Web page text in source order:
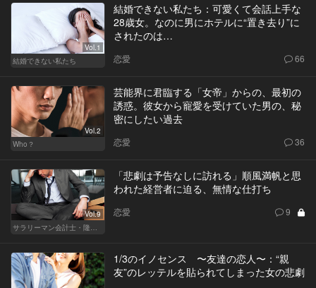
Vol.1
結婚できない私たち
結婚できない私たち：可愛くて会話上手な
28歳女。なのに男にホテルに“置き去り”に
されたのは…
恋愛 66
Vol.2
Who？
芸能界に君臨する「女帝」からの、最初の
誘惑。彼女から寵愛を受けていた男の、秘
密にしたい過去
恋愛 36
Vol.9
「悲劇は予告なしに訪れる」順風満帆と思
われた経営者に迫る、無情な仕打ち
恋愛 9
1/3のイノセンス 〜友達の恋人〜：“親
友”のレッテルを貼られてしまった女の悲劇